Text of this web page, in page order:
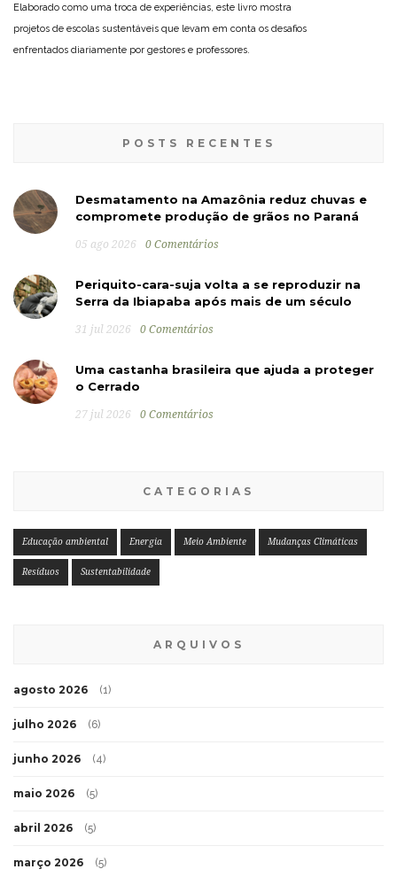
Elaborado como uma troca de experiências, este livro mostra
projetos de escolas sustentáveis que levam em conta os desafios
enfrentados diariamente por gestores e professores.
POSTS RECENTES
Desmatamento na Amazônia reduz chuvas e
compromete produção de grãos no Paraná
05 ago 2026 0 Comentários
Periquito-cara-suja volta a se reproduzir na
Serra da Ibiapaba após mais de um século
31 jul 2026 0 Comentários
Uma castanha brasileira que ajuda a proteger
o Cerrado
27 jul 2026 0 Comentários
CATEGORIAS
Educação ambiental Energia Meio Ambiente Mudanças Climáticas
Resíduos Sustentabilidade
ARQUIVOS
agosto 2026 (1)
julho 2026 (6)
junho 2026 (4)
maio 2026 (5)
abril 2026 (5)
março 2026 (5)